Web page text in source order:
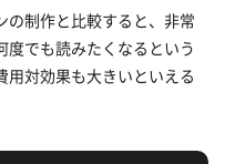
の制作と比較すると、非常
度でも読みたくなるという
用対効果も大きいといえる